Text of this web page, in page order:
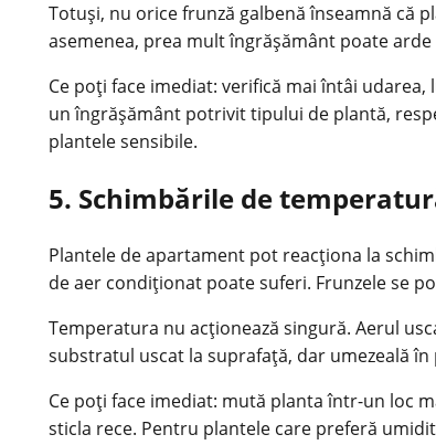
Totuși, nu orice frunză galbenă înseamnă că
asemenea, prea mult îngrășământ poate
Ce poți face imediat: verifică mai întâi
un îngrășământ potrivit tipului de plantă,
plantele sensibile.
5. Schimbările de
Plantele de apartament pot reacționa la
de aer condiționat poate suferi. Frunzele se
Temperatura nu acționează singură. Aerul
substratul uscat la suprafață, dar umezeală
Ce poți face imediat: mută planta într-un loc
sticla rece. Pentru plantele care preferă